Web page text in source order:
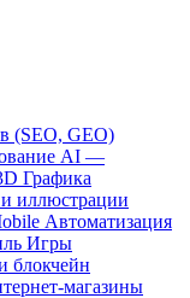
(SEO, GEO)
AI —
Графика
иллюстрации
Автоматизация
Игры
блокчейн
магазины